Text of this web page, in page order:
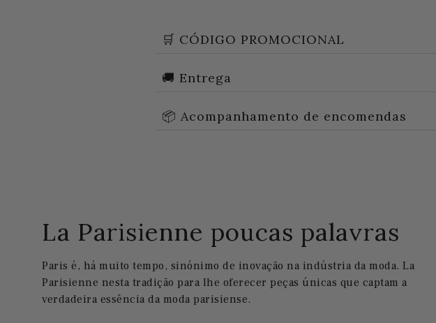
🛒 CÓDIGO PROMOCIONAL
🚚 Entrega
📦 Acompanhamento de encomendas
La Parisienne poucas palavras
Paris é, há muito tempo, sinónimo de inovação na indústria da moda. La
Parisienne nesta tradição para lhe oferecer peças únicas que captam a
verdadeira essência da moda parisiense.